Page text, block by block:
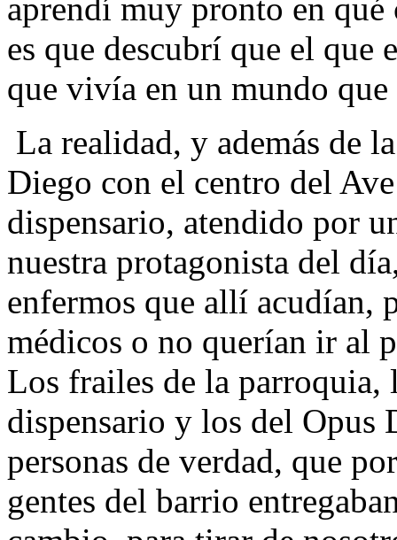
aprendí muy pronto en
es que descubrí que el que
que vivía en un mundo
La realidad, y además de
Diego con el centro del
dispensario, atendido por
nuestra protagonista del
enfermos que allí acudían,
médicos o no querían ir al
Los frailes de la parroquia,
dispensario y los del Opus
personas de verdad, que
gentes del barrio